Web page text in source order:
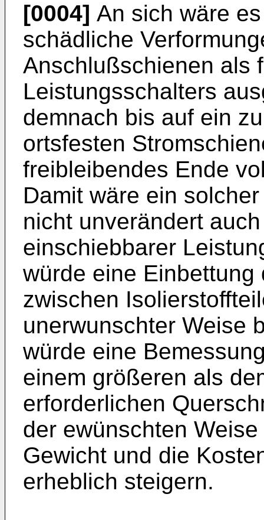
[0004] An sich wäre
schädliche
Anschlußschienen als
Leistungsschalters
demnach bis auf ein
ortsfesten
freibleibendes Ende
Damit wäre ein
nicht unverändert
einschiebbarer
würde eine
zwischen
unerwunschter Weise
würde eine
einem größeren als
erforderlichen
der ewünschten
Gewicht und die
erheblich steigern.